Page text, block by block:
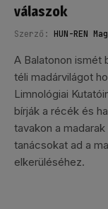
válaszok
Szerző: HUN-REN
A Balatonon ismét
téli madárvilágot
Limnológiai
bírják a récék és
tavakon a
tanácsokat ad a
elkerüléséhez.